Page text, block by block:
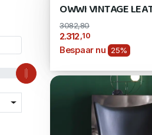
OWWI VINTAGE
3082,80
2.312 ,10
Bespaar nu 25%